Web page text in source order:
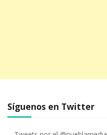
Síguenos en Twitter